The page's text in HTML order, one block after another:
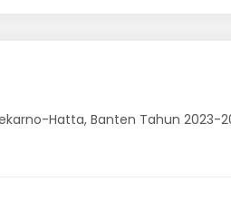
Hatta, Banten Tahun 2023-